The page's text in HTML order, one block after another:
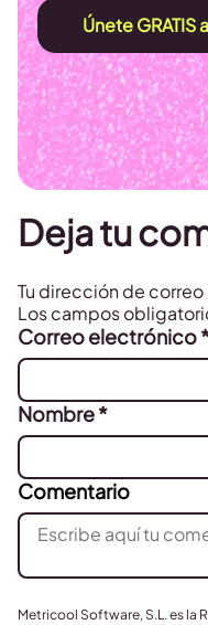
Únete GRATIS
Deja tu
Tu dirección de
Los campos
Correo electrónico
Nombre*
Comentario
Metricool Software, S.L. es la